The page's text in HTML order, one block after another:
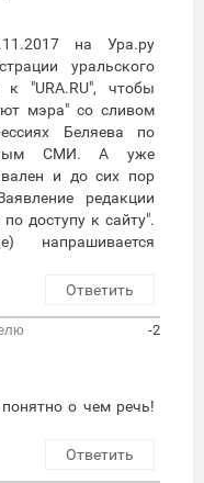
на Ура.ру
уральского
к "URA.RU", чтобы
мэра" со сливом
Беляева по
СМИ. А уже
и до сих пор
редакции
доступу к сайту".
Ответить
-2
о чем речь!
Ответить